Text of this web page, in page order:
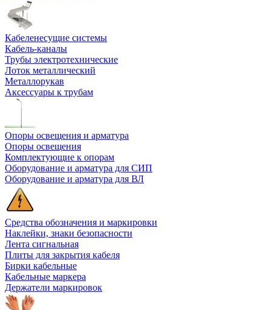
Кабеленесущие системы
Кабель-каналы
Трубы электротехнические
Лоток металлический
Металлорукав
Аксессуары к трубам
Опоры освещения и арматура
Опоры освещения
Комплектующие к опорам
Оборудование и арматура для СИП
Оборудование и арматура для ВЛ
Средства обозначения и маркировки
Наклейки, знаки безопасности
Лента сигнальная
Плиты для закрытия кабеля
Бирки кабельные
Кабельные маркера
Держатели маркировок